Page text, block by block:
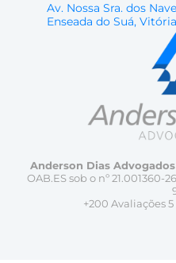
Av. Nossa Sra. dos
Enseada do Suá,
Anderson Dias Advogados
OAB.ES sob o nº 21.001360-
+200 Avaliações